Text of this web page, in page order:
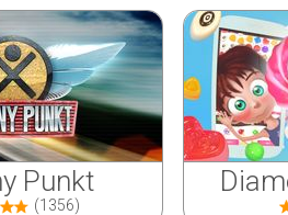
Punkt
(1356)